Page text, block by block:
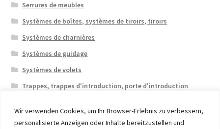
Wir verwenden Cookies, um Ihr Browser-Erlebnis zu verbessern,
personalisierte Anzeigen oder Inhalte bereitzustellen und
Serrures de meubles
Systèmes de boîtes, systèmes de tiroirs, tiroirs
Systèmes de charnières
Systèmes de guidage
Systèmes de volets
Trappes, trappes d'introduction, porte d'introduction